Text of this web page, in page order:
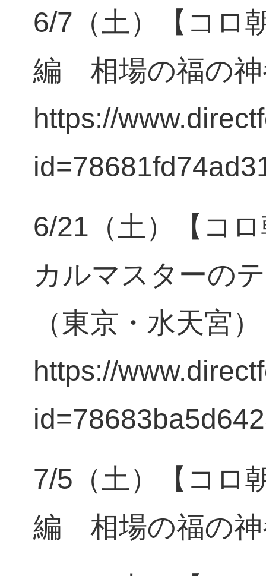
6/7（土）【コロ
編 相場の福の神
https://
6/21（土）【コ
カルマスターの
（東京・水天宮）
https://
7/5（土）【コロ
編 相場の福の神